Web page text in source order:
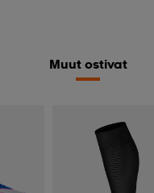
Muut ostivat